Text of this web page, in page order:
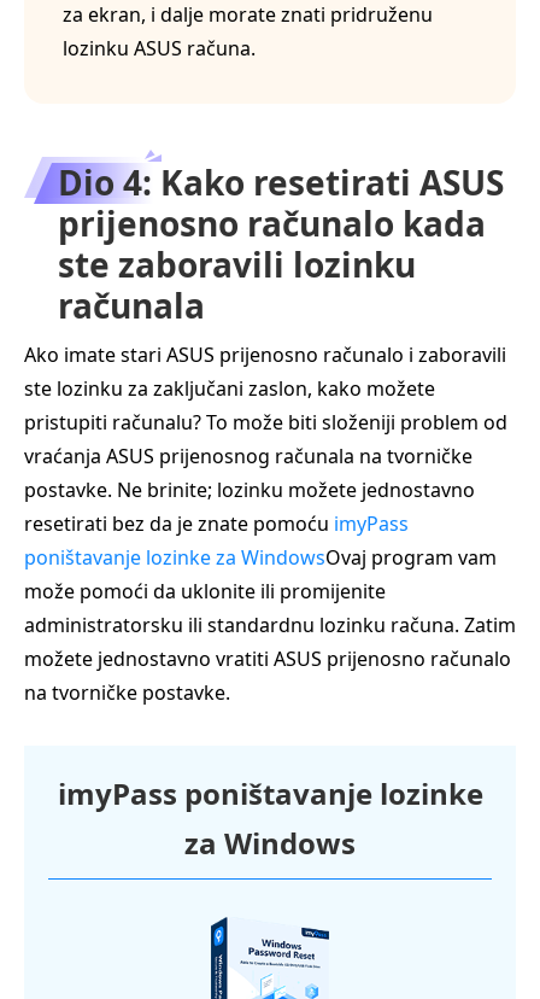
za ekran, i dalje morate znati pridruženu
lozinku ASUS računa.
Dio 4: Kako resetirati ASUS
prijenosno računalo kada
ste zaboravili lozinku
računala
Ako imate stari ASUS prijenosno računalo i zaboravili
ste lozinku za zaključani zaslon, kako možete
pristupiti računalu? To može biti složeniji problem od
vraćanja ASUS prijenosnog računala na tvorničke
postavke. Ne brinite; lozinku možete jednostavno
resetirati bez da je znate pomoću imyPass
poništavanje lozinke za WindowsOvaj program vam
može pomoći da uklonite ili promijenite
administratorsku ili standardnu lozinku računa. Zatim
možete jednostavno vratiti ASUS prijenosno računalo
na tvorničke postavke.
imyPass poništavanje lozinke
za Windows